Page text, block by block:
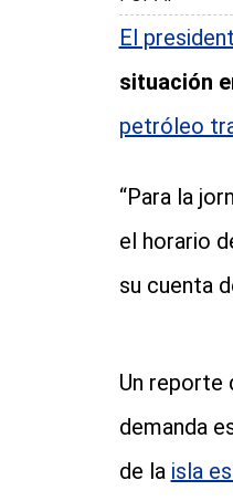
El
situación
petróleo
“Para la
el horario
su cuenta
Un reporte
demanda
de la isla